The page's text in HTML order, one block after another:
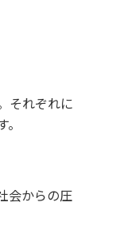
それぞれに
会からの圧